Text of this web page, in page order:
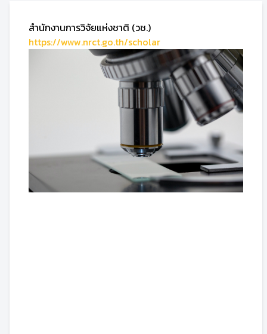
สำนักงานการวิจัยแห่งชาติ (วช.)
https://www.nrct.go.th/scholar